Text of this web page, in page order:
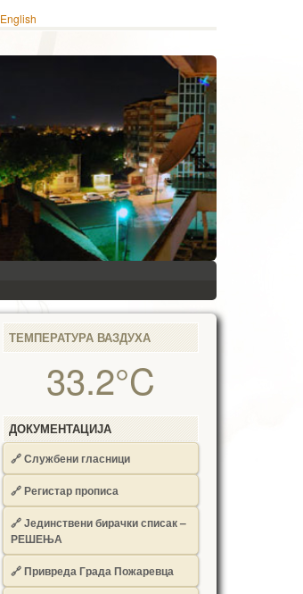
English
ТЕМПЕРАТУРА ВАЗДУХА
33.2°C
ДОКУМЕНТАЦИЈА
🔗Службени гласници
🔗Регистар прописа
🔗Јединствени бирачки списак –
РЕШЕЊА
🔗Привреда Града Пожаревца